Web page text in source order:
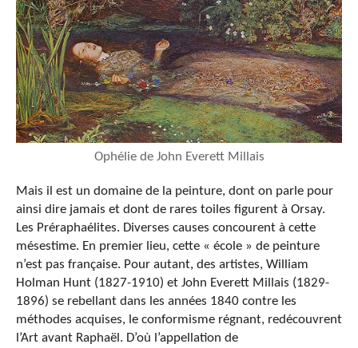
Ophélie de John Everett Millais
Mais il est un domaine de la peinture, dont on parle pour
ainsi dire jamais et dont de rares toiles figurent à Orsay.
Les Préraphaélites. Diverses causes concourent à cette
mésestime. En premier lieu, cette « école » de peinture
n’est pas française. Pour autant, des artistes, William
Holman Hunt (1827-1910) et John Everett Millais (1829-
1896) se rebellant dans les années 1840 contre les
méthodes acquises, le conformisme régnant, redécouvrent
l’Art avant Raphaël. D’où l’appellation de